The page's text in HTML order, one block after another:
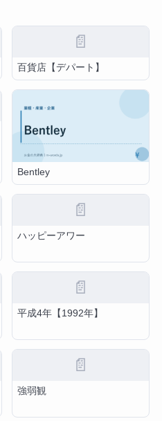
📄
百貨店【デパート】
Bentley
📄
ハッピーアワー
📄
平成4年【1992年】
📄
強弱観